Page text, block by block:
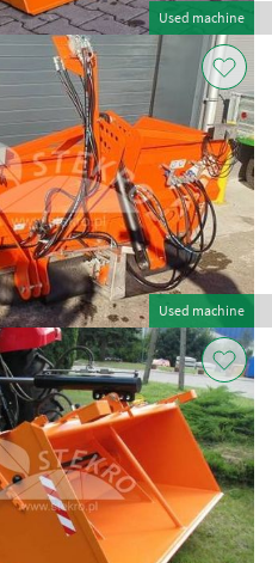
Used machine
Used machine